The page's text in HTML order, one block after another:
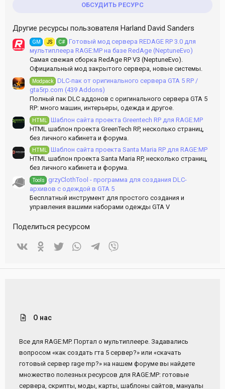
ОБСУДИТЬ РЕСУРС
Другие ресурсы пользователя Harland David Sanders
GM JS C# Готовый мод сервера REDAGE RP 3.0 для
мультиплеера RAGE:MP на базе RedAge (NeptuneEvo)
Самая свежая сборка RedAge RP V3 (NeptuneEvo).
Официальный мод закрытого сервера, новые системы.
Modpack DLC-пак от оригинального сервера GTA 5 RP /
gta5rp.com (439 Addons)
Полный пак DLC аддонов с оригинального сервера GTA 5
RP: много машин, интерьеры, одежда и другое.
HTML Шаблон сайта проекта Greentech RP для RAGE:MP
HTML шаблон проекта GreenTech RP, несколько страниц,
без личного кабинета и форума.
HTML Шаблон сайта проекта Santa Maria RP для RAGE:MP
HTML шаблон проекта Santa Maria RP, несколько страниц,
без личного кабинета и форума.
Tools
grzyClothTool - программа для создания DLC-
архивов c одеждой в GTA 5
Бесплатный инструмент для простого создания и
управления вашими наборами одежды GTA V
Поделиться ресурсом
VkontakteOdnoklassniki
Twitter WhatsAppTelegram
О нас
Все для RAGE:MP. Портал о мультиплеере. Задавались
вопросом «как создать гта 5 сервер?» или «скачать
готовый сервер rage mp?» на нашем форуме вы найдете
множество полезных ресурсов для RAGE:MP: готовые
сервера, скрипты, моды, карты, шаблоны сайтов, мануалы